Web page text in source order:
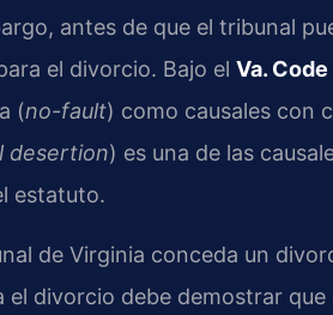
antes de que el tribunal
el divorcio. Bajo el Va.
(no-fault) como causales con
desertion) es una de las
estatuto.
de Virginia conceda un
el divorcio debe demostrar